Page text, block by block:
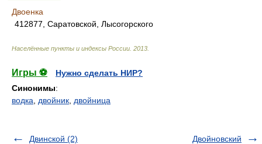
Двоенка
412877, Саратовской, Лысогорского
Населённые пункты и индексы России 2013
Игры ⚽
Нужно сделать НИР?
Синонимы:
водка
двойник двойница
Двинской (2) Двойновский